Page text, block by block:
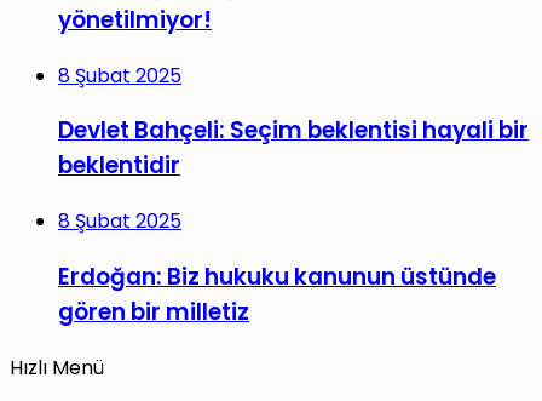
yönetilmiyor!
8 Şubat 2025
Devlet Bahçeli: Seçim beklentisi hayali bir
beklentidir
8 Şubat 2025
Erdoğan: Biz hukuku kanunun üstünde
gören bir milletiz
Hızlı Menü